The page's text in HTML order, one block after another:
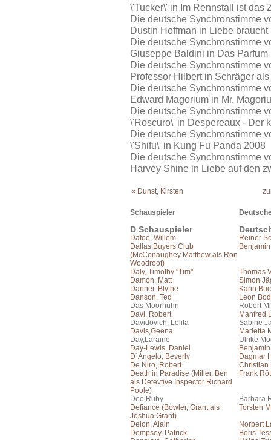
\'Tucker\' in Im Rennstall ist das
Die deutsche Synchronstimme
Dustin Hoffman in Liebe
Die deutsche Synchronstimme
Giuseppe Baldini in Das
Die deutsche Synchronstimme
Professor Hilbert in Schräger
Die deutsche Synchronstimme
Edward Magorium in Mr.
Die deutsche Synchronstimme
\'Roscuro\' in Despereaux - Der
Die deutsche Synchronstimme
\'Shifu\' in Kung Fu Panda 2008
Die deutsche Synchronstimme
Harvey Shine in Liebe auf den
« Dunst, Kirsten
Schauspieler
D Schauspieler
Dafoe, Willem
Reiner
Dallas Buyers Club
(McConaughey Matthew als Ron
Woodroof)
Daly, Timothy "Tim"
Thomas
Damon, Matt
Simon
Danner, Blythe
Karin
Danson, Ted
Leon
Das Moorhuhn
Robert
Davi, Robert
Manfred
Davidovich, Lolita
Sabine
Davis,Geena
Marietta
Day,Laraine
Ulrike
Day-Lewis, Daniel
D´Angelo, Beverly
Dagmar
De Niro, Robert
Christian
Death in Paradise (Miller, Ben
als Detevtive Inspector Richard
Poole)
Frank
Dee,Ruby
Barbara
Defiance (Bowler, Grant als
Joshua Grant)
Torsten
Delon, Alain
Norbert
Dempsey, Patrick
Boris